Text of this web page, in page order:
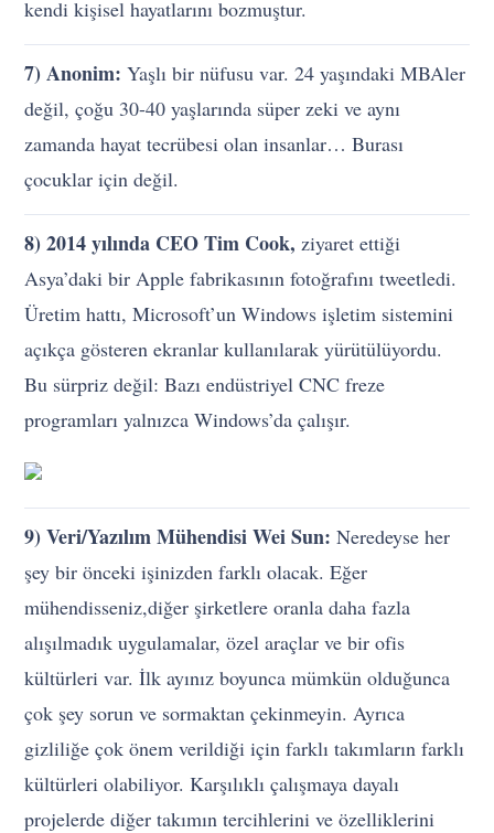
kendi kişisel hayatlarını bozmuştur.
7) Anonim: Yaşlı bir nüfusu var. 24 yaşındaki MBAler
değil, çoğu 30-40 yaşlarında süper zeki ve aynı
zamanda hayat tecrübesi olan insanlar… Burası
çocuklar için değil.
8) 2014 yılında CEO Tim Cook, ziyaret ettiği
Asya’daki bir Apple fabrikasının fotoğrafını tweetledi.
Üretim hattı, Microsoft’un Windows işletim sistemini
açıkça gösteren ekranlar kullanılarak yürütülüyordu.
Bu sürpriz değil: Bazı endüstriyel CNC freze
programları yalnızca Windows’da çalışır.
9) Veri/Yazılım Mühendisi Wei Sun: Neredeyse her
şey bir önceki işinizden farklı olacak. Eğer
mühendisseniz,diğer şirketlere oranla daha fazla
alışılmadık uygulamalar, özel araçlar ve bir ofis
kültürleri var. İlk ayınız boyunca mümkün olduğunca
çok şey sorun ve sormaktan çekinmeyin. Ayrıca
gizliliğe çok önem verildiği için farklı takımların farklı
kültürleri olabiliyor. Karşılıklı çalışmaya dayalı
projelerde diğer takımın tercihlerini ve özelliklerini